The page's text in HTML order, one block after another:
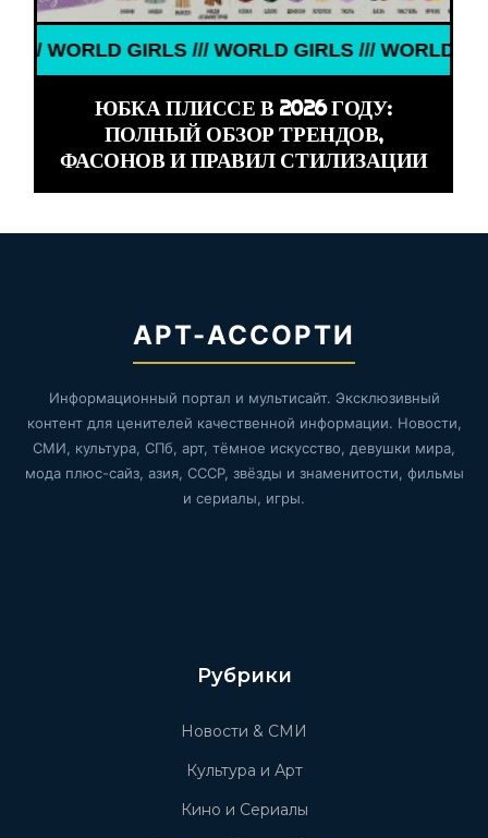
GIRLS /// WORLD GIRLS /// WORLD GIRLS
ЮБКА ПЛИССЕ В 2026 ГОДУ:
ПОЛНЫЙ ОБЗОР ТРЕНДОВ,
ФАСОНОВ И ПРАВИЛ СТИЛИЗАЦИИ
АРТ-АССОРТИ
Информационный портал и мультисайт. Эксклюзивный
контент для ценителей качественной информации. Новости,
СМИ, культура, СПб, арт, тёмное искусство, девушки мира,
мода плюс-сайз, азия, СССР, звёзды и знаменитости, фильмы
и сериалы, игры.
Рубрики
Новости & СМИ
Культура и Арт
Кино и Сериалы